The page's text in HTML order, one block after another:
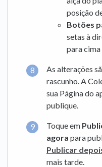
posição
Botões
setas à
para
As alterações
rascunho. A
sua Página do
publique.
Toque em
agora para
Publicar
mais tarde.